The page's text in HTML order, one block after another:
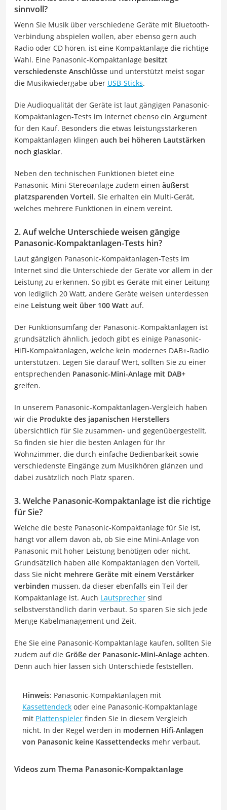
sinnvoll?
Wenn Sie Musik über verschiedene Geräte mit Bluetooth-
Verbindung abspielen wollen, aber ebenso gern auch
Radio oder CD hören, ist eine Kompaktanlage die richtige
Wahl. Eine Panasonic-Kompaktanlage besitzt
verschiedenste Anschlüsse und unterstützt meist sogar
die Musikwiedergabe über USB-Sticks.
Die Audioqualität der Geräte ist laut gängigen Panasonic-
Kompaktanlagen-Tests im Internet ebenso ein Argument
für den Kauf. Besonders die etwas leistungsstärkeren
Kompaktanlagen klingen auch bei höheren Lautstärken
noch glasklar.
Neben den technischen Funktionen bietet eine
Panasonic-Mini-Stereoanlage zudem einen äußerst
platzsparenden Vorteil. Sie erhalten ein Multi-Gerät,
welches mehrere Funktionen in einem vereint.
2. Auf welche Unterschiede weisen gängige
Panasonic-Kompaktanlagen-Tests hin?
Laut gängigen Panasonic-Kompaktanlagen-Tests im
Internet sind die Unterschiede der Geräte vor allem in der
Leistung zu erkennen. So gibt es Geräte mit einer Leitung
von lediglich 20 Watt, andere Geräte weisen unterdessen
eine Leistung weit über 100 Watt auf.
Der Funktionsumfang der Panasonic-Kompaktanlagen ist
grundsätzlich ähnlich, jedoch gibt es einige Panasonic-
HiFi-Kompaktanlagen, welche kein modernes DAB+-Radio
unterstützen. Legen Sie darauf Wert, sollten Sie zu einer
entsprechenden Panasonic-Mini-Anlage mit DAB+
greifen.
In unserem Panasonic-Kompaktanlagen-Vergleich haben
wir die Produkte des japanischen Herstellers
übersichtlich für Sie zusammen- und gegenübergestellt.
So finden sie hier die besten Anlagen für Ihr
Wohnzimmer, die durch einfache Bedienbarkeit sowie
verschiedenste Eingänge zum Musikhören glänzen und
dabei zusätzlich noch Platz sparen.
3. Welche Panasonic-Kompaktanlage ist die richtige
für Sie?
Welche die beste Panasonic-Kompaktanlage für Sie ist,
hängt vor allem davon ab, ob Sie eine Mini-Anlage von
Panasonic mit hoher Leistung benötigen oder nicht.
Grundsätzlich haben alle Kompaktanlagen den Vorteil,
dass Sie nicht mehrere Geräte mit einem Verstärker
verbinden müssen, da dieser ebenfalls ein Teil der
Kompaktanlage ist. Auch Lautsprecher sind
selbstverständlich darin verbaut. So sparen Sie sich jede
Menge Kabelmanagement und Zeit.
Ehe Sie eine Panasonic-Kompaktanlage kaufen, sollten Sie
zudem auf die Größe der Panasonic-Mini-Anlage achten.
Denn auch hier lassen sich Unterschiede feststellen.
Hinweis: Panasonic-Kompaktanlagen mit
Kassettendeck oder eine Panasonic-Kompaktanlage
mit Plattenspieler finden Sie in diesem Vergleich
nicht. In der Regel werden in modernen Hifi-Anlagen
von Panasonic keine Kassettendecks mehr verbaut.
Videos zum Thema Panasonic-Kompaktanlage